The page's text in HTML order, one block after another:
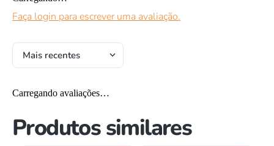
Faça login para escrever uma avaliação.
Mais recentes
Carregando avaliações…
Produtos similares